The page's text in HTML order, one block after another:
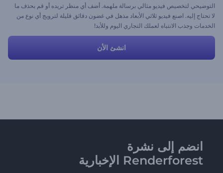
التوضيحي لتخصيص فيديو مثالي برسالة ملهمة. أضف أي منظر تريده أو قم بحذف ما
لا تحتاج إليه. اصنع فيديو ثلاثي الأبعاد مذهل في غضون دقائق قليلة لترويج أي نوع من
الخدمات وجذب الانتباه لعملك التجاري اليوم وللأبد!
انشئ الأن
انضم إلى نشرة
Renderforest الإخبارية